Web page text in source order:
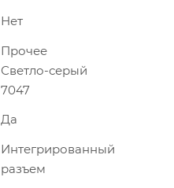
Нет
Прочее
Светло-серый
7047
Да
Интегрированный
разъем